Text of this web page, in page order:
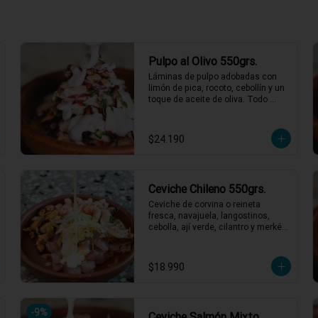
Pulpo al Olivo 550grs.
Láminas de pulpo adobadas con
limón de pica, rocoto, cebollín y un
toque de aceite de oliva. Todo
nivel. ¡Perfecto para quienes
buscan algo especial y lleno de
*El peso neto corresponde al
producto en su presentación
completa, salsas o
acompañamientos incluidos.
$24.190
Ceviche Chileno 550grs.
Ceviche de corvina o reineta
fresca, navajuela, langostinos,
cebolla, ají verde, cilantro y merkén
obvio si es chileno es weno!!
$18.990
-9%